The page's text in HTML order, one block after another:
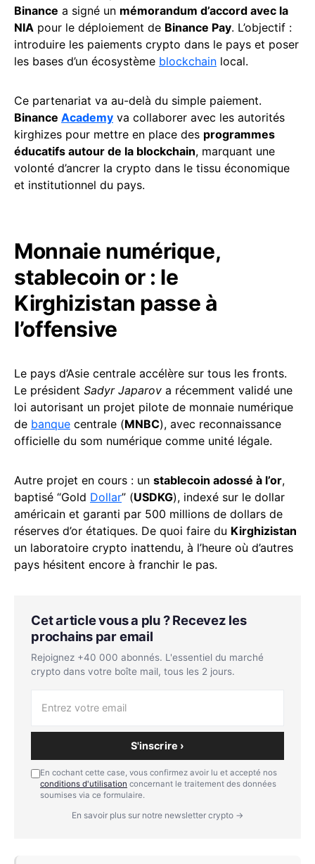
Binance a signé un mémorandum d’accord avec la
NIA pour le déploiement de Binance Pay. L’objectif :
introduire les paiements crypto dans le pays et poser
les bases d’un écosystème blockchain local.
Ce partenariat va au-delà du simple paiement.
Binance Academy va collaborer avec les autorités
kirghizes pour mettre en place des programmes
éducatifs autour de la blockchain, marquant une
volonté d’ancrer la crypto dans le tissu économique
et institutionnel du pays.
Monnaie numérique,
stablecoin or : le
Kirghizistan passe à
l’offensive
Le pays d’Asie centrale accélère sur tous les fronts.
Le président Sadyr Japarov a récemment validé une
loi autorisant un projet pilote de monnaie numérique
de banque centrale (MNBC), avec reconnaissance
officielle du som numérique comme unité légale.
Autre projet en cours : un stablecoin adossé à l’or,
baptisé “Gold Dollar” (USDKG), indexé sur le dollar
américain et garanti par 500 millions de dollars de
réserves d’or étatiques. De quoi faire du Kirghizistan
un laboratoire crypto inattendu, à l’heure où d’autres
pays hésitent encore à franchir le pas.
Cet article vous a plu ? Recevez les
prochains par email
Rejoignez +40 000 abonnés. L'essentiel du marché
crypto dans votre boîte mail, tous les 2 jours.
S'inscrire ›
En cochant cette case, vous confirmez avoir lu et accepté nos
conditions d'utilisation concernant le traitement des données
soumises via ce formulaire.
En savoir plus sur notre newsletter crypto →